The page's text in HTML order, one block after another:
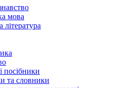
мова
література
посібники
та словники